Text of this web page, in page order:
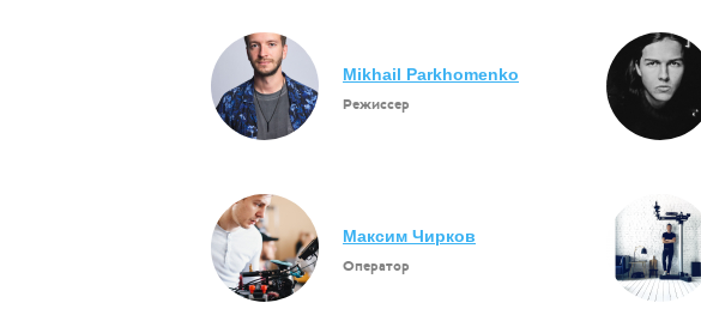
Mikhail Parkhomenko
Режиссер
Максим Чирков
Оператор